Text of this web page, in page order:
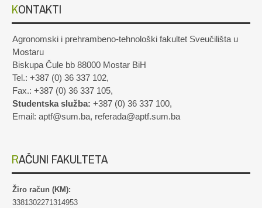
KONTAKTI
Agronomski i prehrambeno-tehnološki fakultet Sveučilišta u
Mostaru
Biskupa Čule bb 88000 Mostar BiH
Tel.: +387 (0) 36 337 102,
Fax.: +387 (0) 36 337 105,
Studentska služba: +387 (0) 36 337 100,
Email: aptf@sum.ba, referada@aptf.sum.ba
RAČUNI FAKULTETA
Žiro račun (KM):
3381302271314953